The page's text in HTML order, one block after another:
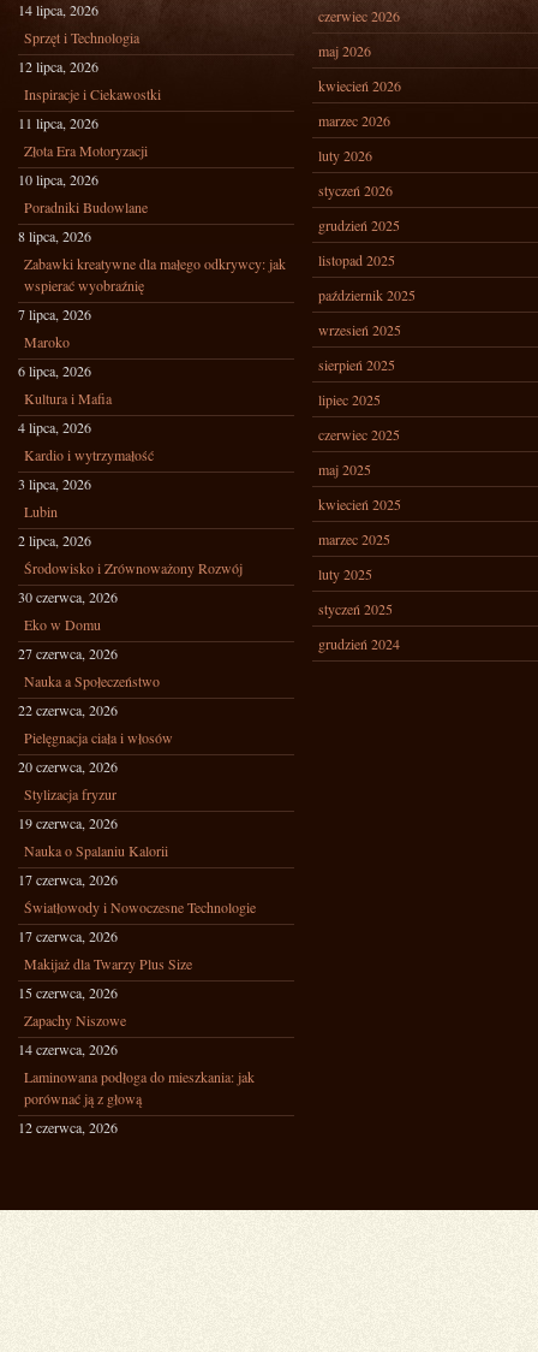
14 lipca, 2026
Sprzęt i Technologia
12 lipca, 2026
Inspiracje i Ciekawostki
11 lipca, 2026
Złota Era Motoryzacji
10 lipca, 2026
Poradniki Budowlane
8 lipca, 2026
Zabawki kreatywne dla małego odkrywcy: jak
wspierać wyobraźnię
7 lipca, 2026
Maroko
6 lipca, 2026
Kultura i Mafia
4 lipca, 2026
Kardio i wytrzymałość
3 lipca, 2026
Lubin
2 lipca, 2026
Środowisko i Zrównoważony Rozwój
30 czerwca, 2026
Eko w Domu
27 czerwca, 2026
Nauka a Społeczeństwo
22 czerwca, 2026
Pielęgnacja ciała i włosów
20 czerwca, 2026
Stylizacja fryzur
19 czerwca, 2026
Nauka o Spalaniu Kalorii
17 czerwca, 2026
Światłowody i Nowoczesne Technologie
17 czerwca, 2026
Makijaż dla Twarzy Plus Size
15 czerwca, 2026
Zapachy Niszowe
14 czerwca, 2026
Laminowana podłoga do mieszkania: jak
porównać ją z głową
12 czerwca, 2026
czerwiec 2026
maj 2026
kwiecień 2026
marzec 2026
luty 2026
styczeń 2026
grudzień 2025
listopad 2025
październik 2025
wrzesień 2025
sierpień 2025
lipiec 2025
czerwiec 2025
maj 2025
kwiecień 2025
marzec 2025
luty 2025
styczeń 2025
grudzień 2024